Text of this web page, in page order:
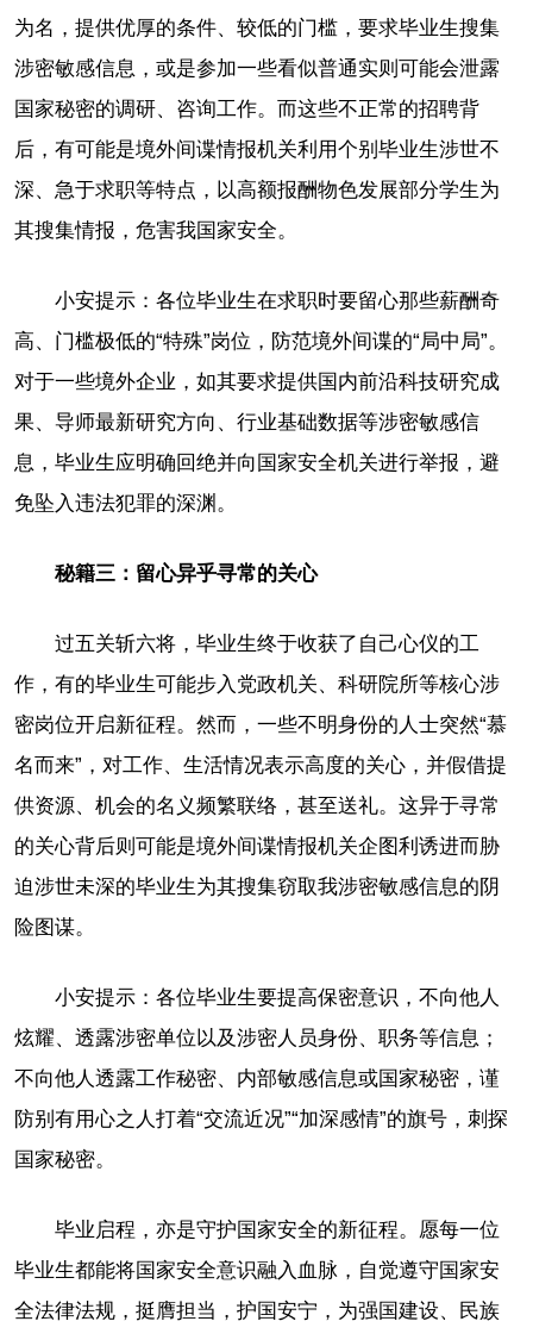
为名，提供优厚的条件、较低的门槛，要求毕业生搜集
涉密敏感信息，或是参加一些看似普通实则可能会泄露
国家秘密的调研、咨询工作。而这些不正常的招聘背
后，有可能是境外间谍情报机关利用个别毕业生涉世不
深、急于求职等特点，以高额报酬物色发展部分学生为
其搜集情报，危害我国家安全。
小安提示：各位毕业生在求职时要留心那些薪酬奇
高、门槛极低的“特殊”岗位，防范境外间谍的“局中局”。
对于一些境外企业，如其要求提供国内前沿科技研究成
果、导师最新研究方向、行业基础数据等涉密敏感信
息，毕业生应明确回绝并向国家安全机关进行举报，避
免坠入违法犯罪的深渊。
秘籍三：留心异乎寻常的关心
过五关斩六将，毕业生终于收获了自己心仪的工
作，有的毕业生可能步入党政机关、科研院所等核心涉
密岗位开启新征程。然而，一些不明身份的人士突然“慕
名而来”，对工作、生活情况表示高度的关心，并假借提
供资源、机会的名义频繁联络，甚至送礼。这异于寻常
的关心背后则可能是境外间谍情报机关企图利诱进而胁
迫涉世未深的毕业生为其搜集窃取我涉密敏感信息的阴
险图谋。
小安提示：各位毕业生要提高保密意识，不向他人
炫耀、透露涉密单位以及涉密人员身份、职务等信息；
不向他人透露工作秘密、内部敏感信息或国家秘密，谨
防别有用心之人打着“交流近况”“加深感情”的旗号，刺探
国家秘密。
毕业启程，亦是守护国家安全的新征程。愿每一位
毕业生都能将国家安全意识融入血脉，自觉遵守国家安
全法律法规，挺膺担当，护国安宁，为强国建设、民族